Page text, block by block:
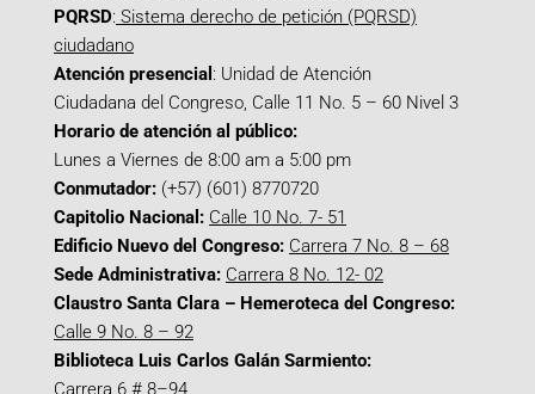
PQRSD: Sistema derecho de petición (PQRSD)
ciudadano
Atención presencial : Unidad de Atención
Ciudadana del Congreso, Calle 11 No. 5 – 60 Nivel 3
Horario de atención al público:
Lunes a Viernes de 8:00 am a 5:00 pm
Conmutador: (+57) (601) 8770720
Capitolio Nacional: Calle 10 No. 7- 51
Edificio Nuevo del Congreso: Carrera 7 No. 8 – 68
Sede Administrativa: Carrera 8 No. 12- 02
Claustro Santa Clara – Hemeroteca del Congreso:
Calle 9 No. 8 – 92
Biblioteca Luis Carlos Galán Sarmiento:
Carrera 6 # 8–94